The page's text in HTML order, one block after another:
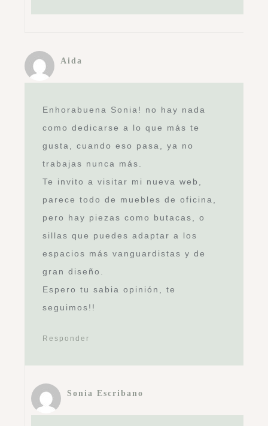
Aida
Enhorabuena Sonia! no hay nada
como dedicarse a lo que más te
gusta, cuando eso pasa, ya no
trabajas nunca más.
Te invito a visitar mi nueva web,
parece todo de muebles de oficina,
pero hay piezas como butacas, o
sillas que puedes adaptar a los
espacios más vanguardistas y de
gran diseño.
Espero tu sabia opinión, te
seguimos!!
Responder
Sonia Escribano